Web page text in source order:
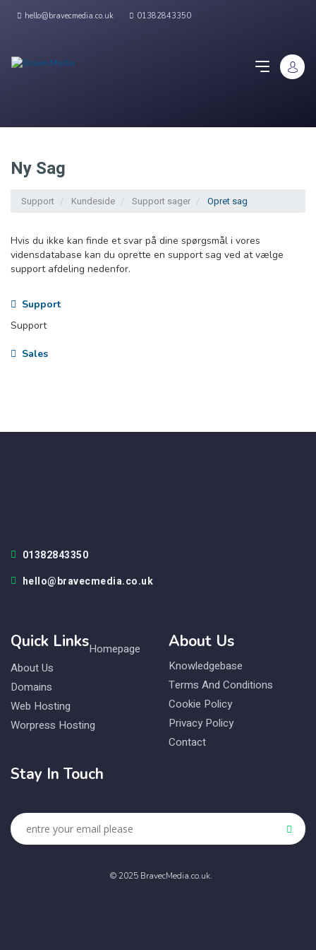
hello@bravecmedia.co.uk 01382843350
Ny Sag
Support Kundeside Support sager Opret sag
Hvis du ikke kan finde et svar på dine spørgsmål i vores
vidensdatabase kan du oprette en support sag ved at vælge
support afdeling nedenfor.
Support
Support
Sales
01382843350
hello@bravecmedia.co.uk
Quick LinksHomepage
About Us
Domains
Web Hosting
Worpress Hosting
About Us
Knowledgebase
Terms And Conditions
Cookie Policy
Privacy Policy
Contact
Stay In Touch
© 2025 BravecMedia.co.uk.